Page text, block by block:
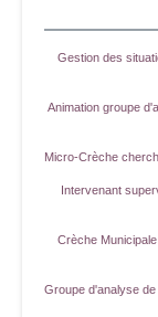
Gestion des
Animation groupe
Micro-Crèche
Intervenant
Crèche
Groupe d'analyse